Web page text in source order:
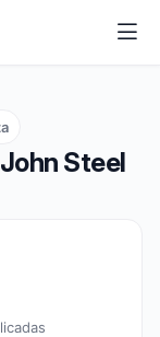
Steel
9,6